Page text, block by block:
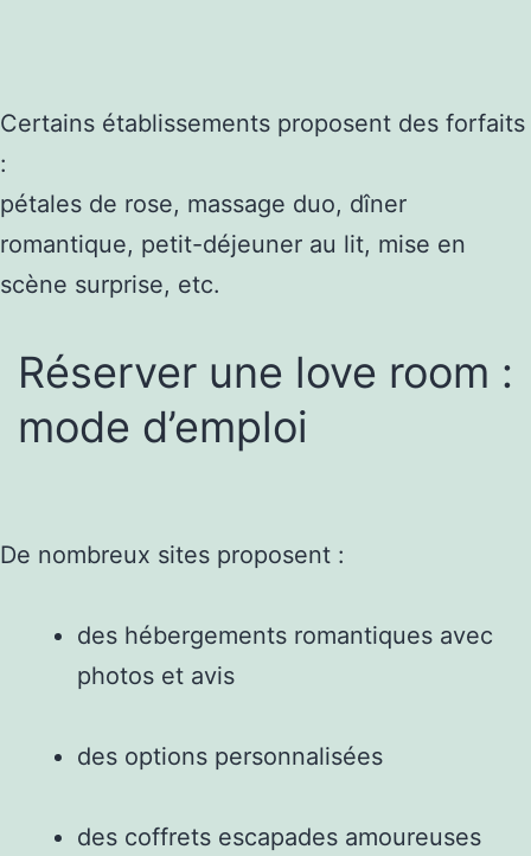
Certains établissements proposent des forfaits
:
pétales de rose, massage duo, dîner
romantique, petit-déjeuner au lit, mise en
scène surprise, etc.
Réserver une love room :
mode d’emploi
De nombreux sites proposent :
des hébergements romantiques avec
photos et avis
des options personnalisées
des coffrets escapades amoureuses